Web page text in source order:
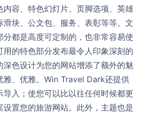
内容、特色幻灯片、页脚选项、英雄
滑块、公文包、服务、表彰等等。文
都是高度可定制的，也非常容易使
用的特色部分发布最令人印象深刻的
深色设计为您的网站增添了额外的魅
雅、优雅。Win Travel Dark还提供
导入；使您可以比以往任何时候都更
置您的旅游网站。此外，主题也是